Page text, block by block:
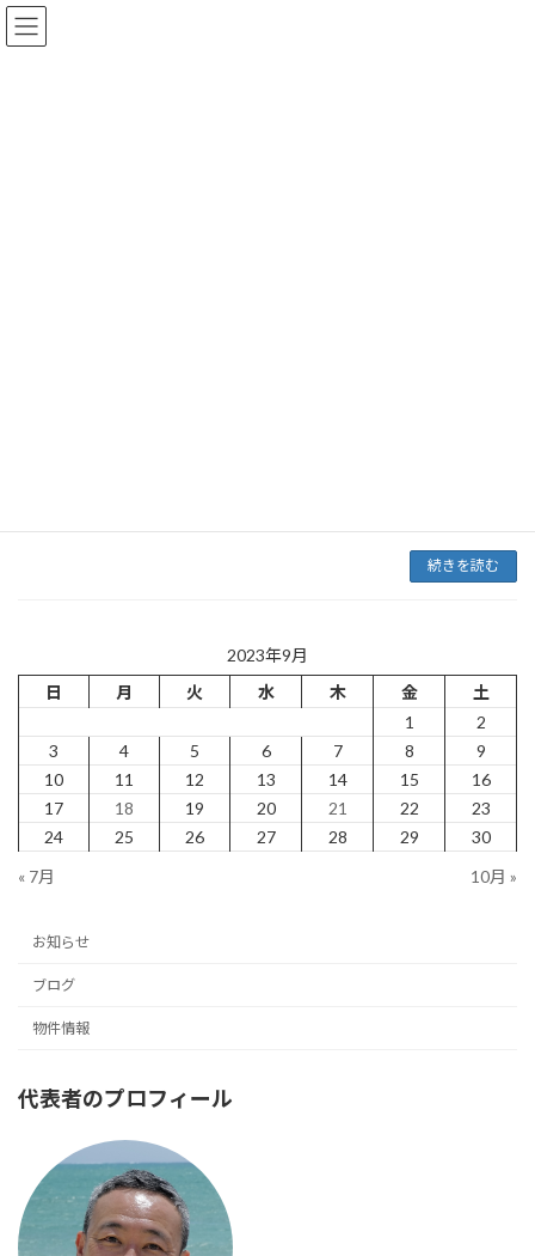
コ
ン
ナ
ビ
続きを読む
2023年9月
日
月 火 水 木 金
土
1
2
3
4 5 6 7 8
9
10
11 12 13 14 15
16
17
18 19 20 21 22
23
24
25 26 27 28 29
30
« 7月
10月 »
お知らせ
ブログ
物件情報
代表者のプロフィール